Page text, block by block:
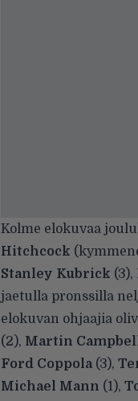
Kolme elokuvaa
Hitchcock
Stanley Kubrick (3),
jaetulla pronssilla
elokuvan ohjaajia
(2), Martin
Ford Coppola(3),
Michael Mann (1),